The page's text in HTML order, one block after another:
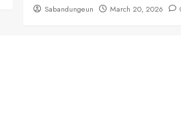
Sabandungeun March 20, 2026